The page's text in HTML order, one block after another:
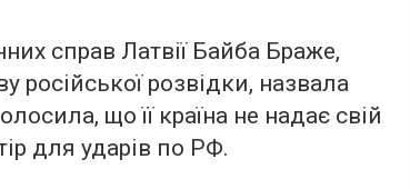
справ Латвії Байба Браже,
російської розвідки, назвала
що її країна не надає свій
для ударів по РФ.